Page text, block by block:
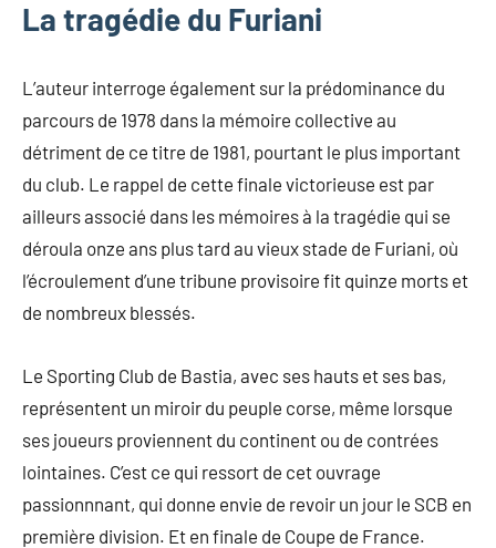
La tragédie du Furiani
L’auteur interroge également sur la prédominance du
parcours de 1978 dans la mémoire collective au
détriment de ce titre de 1981, pourtant le plus important
du club. Le rappel de cette finale victorieuse est par
ailleurs associé dans les mémoires à la tragédie qui se
déroula onze ans plus tard au vieux stade de Furiani, où
l’écroulement d’une tribune provisoire fit quinze morts et
de nombreux blessés.
Le Sporting Club de Bastia, avec ses hauts et ses bas,
représentent un miroir du peuple corse, même lorsque
ses joueurs proviennent du continent ou de contrées
lointaines. C’est ce qui ressort de cet ouvrage
passionnnant, qui donne envie de revoir un jour le SCB en
première division. Et en finale de Coupe de France.